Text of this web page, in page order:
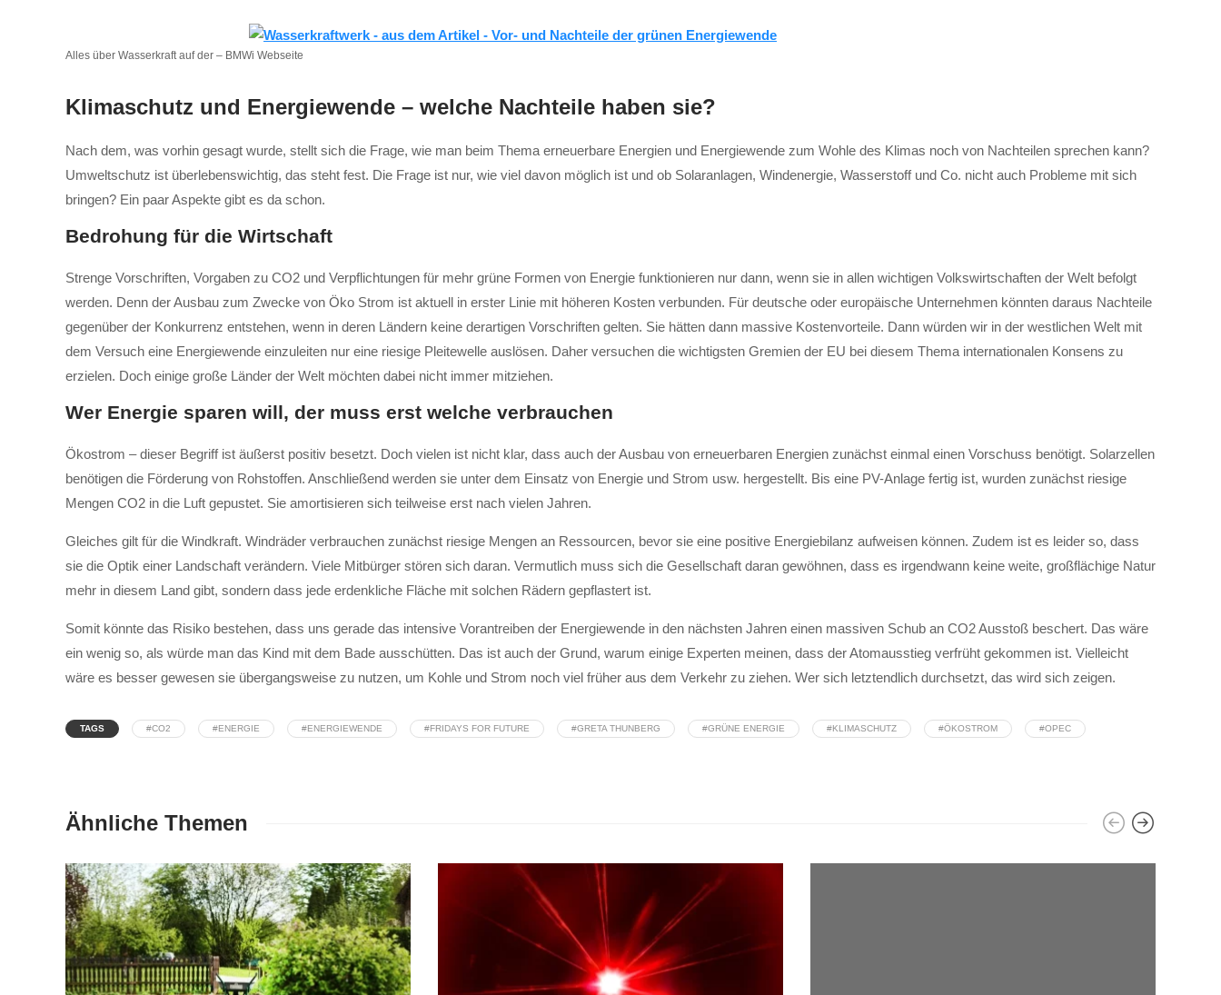
Alles über Wasserkraft auf der – BMWi Webseite
Klimaschutz und Energiewende – welche Nachteile haben sie?
Nach dem, was vorhin gesagt wurde, stellt sich die Frage, wie man beim Thema erneuerbare Energien und Energiewende zum Wohle des Klimas noch von Nachteilen sprechen kann?
Umweltschutz ist überlebenswichtig, das steht fest. Die Frage ist nur, wie viel davon möglich ist und ob Solaranlagen, Windenergie, Wasserstoff und Co. nicht auch Probleme mit sich
bringen? Ein paar Aspekte gibt es da schon.
Bedrohung für die Wirtschaft
Strenge Vorschriften, Vorgaben zu CO2 und Verpflichtungen für mehr grüne Formen von Energie funktionieren nur dann, wenn sie in allen wichtigen Volkswirtschaften der Welt befolgt
werden. Denn der Ausbau zum Zwecke von Öko Strom ist aktuell in erster Linie mit höheren Kosten verbunden. Für deutsche oder europäische Unternehmen könnten daraus Nachteile
gegenüber der Konkurrenz entstehen, wenn in deren Ländern keine derartigen Vorschriften gelten. Sie hätten dann massive Kostenvorteile. Dann würden wir in der westlichen Welt mit
dem Versuch eine Energiewende einzuleiten nur eine riesige Pleitewelle auslösen. Daher versuchen die wichtigsten Gremien der EU bei diesem Thema internationalen Konsens zu
erzielen. Doch einige große Länder der Welt möchten dabei nicht immer mitziehen.
Wer Energie sparen will, der muss erst welche verbrauchen
Ökostrom – dieser Begriff ist äußerst positiv besetzt. Doch vielen ist nicht klar, dass auch der Ausbau von erneuerbaren Energien zunächst einmal einen Vorschuss benötigt. Solarzellen
benötigen die Förderung von Rohstoffen. Anschließend werden sie unter dem Einsatz von Energie und Strom usw. hergestellt. Bis eine PV-Anlage fertig ist, wurden zunächst riesige
Mengen CO2 in die Luft gepustet. Sie amortisieren sich teilweise erst nach vielen Jahren.
Gleiches gilt für die Windkraft. Windräder verbrauchen zunächst riesige Mengen an Ressourcen, bevor sie eine positive Energiebilanz aufweisen können. Zudem ist es leider so, dass
sie die Optik einer Landschaft verändern. Viele Mitbürger stören sich daran. Vermutlich muss sich die Gesellschaft daran gewöhnen, dass es irgendwann keine weite, großflächige Natur
mehr in diesem Land gibt, sondern dass jede erdenkliche Fläche mit solchen Rädern gepflastert ist.
Somit könnte das Risiko bestehen, dass uns gerade das intensive Vorantreiben der Energiewende in den nächsten Jahren einen massiven Schub an CO2 Ausstoß beschert. Das wäre
ein wenig so, als würde man das Kind mit dem Bade ausschütten. Das ist auch der Grund, warum einige Experten meinen, dass der Atomausstieg verfrüht gekommen ist. Vielleicht
wäre es besser gewesen sie übergangsweise zu nutzen, um Kohle und Strom noch viel früher aus dem Verkehr zu ziehen. Wer sich letztendlich durchsetzt, das wird sich zeigen.
TAGS #CO2 #ENERGIE #ENERGIEWENDE #FRIDAYS FOR FUTURE #GRETA THUNBERG #GRÜNE ENERGIE #KLIMASCHUTZ #ÖKOSTROM #OPEC
Ähnliche Themen